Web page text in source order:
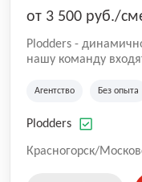
от 3 500 руб./
Plodders -
нашу команду
на рынке
оказываемых услуг.
Агентство Без опыта
Plodders
Красногорск/